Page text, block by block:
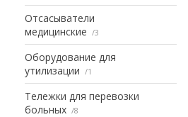
Отсасыватели
медицинские
3
Оборудование для
утилизации
1
Тележки для перевозки
больных
8